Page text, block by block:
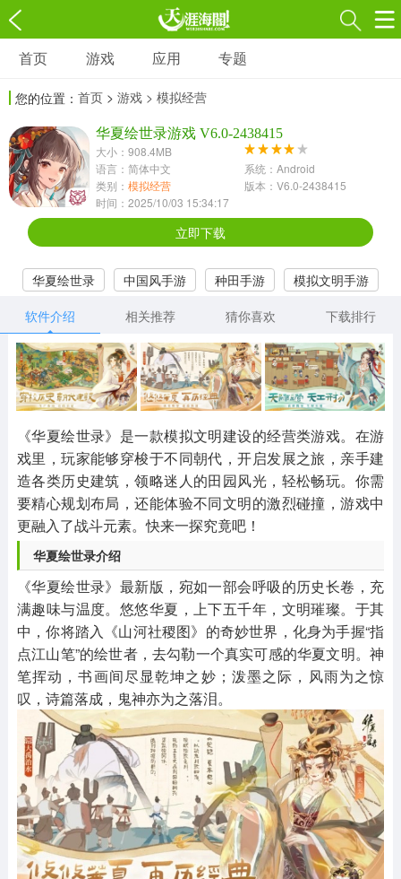
游戏
3697款应用
1597款应用
休闲益智
13387款应用
2196款应用
冒险解谜
1072款应用
418款应用
568款应用
音乐舞蹈
269款应用
2716款应用
515款应用
其他
1654款应用
游戏助手
515款应用
MOD游戏
1056款应用
首页 游戏 应用 专题
您的位置： 首页 > 游戏 > 模拟经营
华夏绘世录游戏 V6.0-2438415
大小：908.4MB
语言：简体中文
系统：Android
类别： 模拟经营
版本：V6.0-2438415
时间：2025/10/03 15:34:17
立即下载
华夏绘世录 中国风手游 种田手游
模拟文明手游
软件介绍
相关推荐 猜你喜欢 下载排行
《华夏绘世录》是一款模拟文明建设的经营类游戏。在游
戏里，玩家能够穿梭于不同朝代，开启发展之旅，亲手建
造各类历史建筑，领略迷人的田园风光，轻松畅玩。你需
要精心规划布局，还能体验不同文明的激烈碰撞，游戏中
更融入了战斗元素。快来一探究竟吧！
华夏绘世录介绍
《华夏绘世录》最新版，宛如一部会呼吸的历史长卷，充
满趣味与温度。悠悠华夏，上下五千年，文明璀璨。于其
中，你将踏入《山河社稷图》的奇妙世界，化身为手握“指
点江山笔”的绘世者，去勾勒一个真实可感的华夏文明。神
笔挥动，书画间尽显乾坤之妙；泼墨之际，风雨为之惊
叹，诗篇落成，鬼神亦为之落泪。